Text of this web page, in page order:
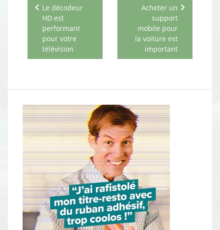
Navigation
l’article
Le décodeur
HD est
performant
pour votre
télévision
Acheter un
support
mobile pour
la voiture est
important